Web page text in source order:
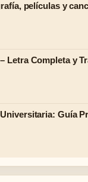
películas y
Letra Completa y
Guía